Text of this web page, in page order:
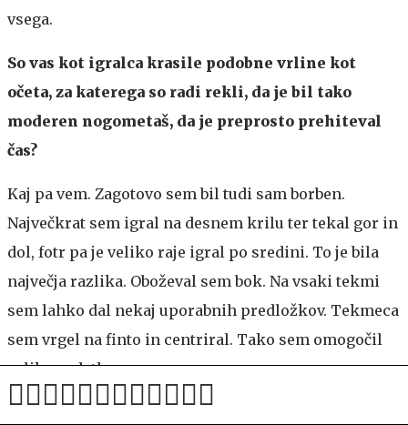
vsega.
So vas kot igralca krasile podobne vrline kot
očeta, za katerega so radi rekli, da je bil tako
moderen nogometaš, da je preprosto prehiteval
čas?
Kaj pa vem. Zagotovo sem bil tudi sam borben.
Največkrat sem igral na desnem krilu ter tekal gor in
dol, fotr pa je veliko raje igral po sredini. To je bila
največja razlika. Oboževal sem bok. Na vsaki tekmi
sem lahko dal nekaj uporabnih predložkov. Tekmeca
sem vrgel na finto in centriral. Tako sem omogočil
veliko zadetkov.